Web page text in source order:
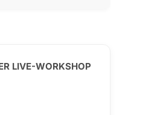
LIVE-WORKSHOP